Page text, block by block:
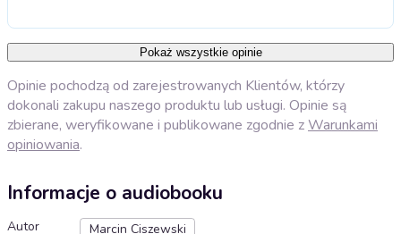
Pokaż wszystkie opinie
Opinie pochodzą od zarejestrowanych Klientów, którzy
dokonali zakupu naszego produktu lub usługi. Opinie są
zbierane, weryfikowane i publikowane zgodnie zWarunkami
opiniowania.
Informacje o audiobooku
Autor
Marcin Ciszewski